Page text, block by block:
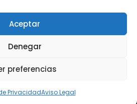
Aceptar
Denegar
preferencias
PrivacidadAviso Legal
de Privacidad
de cookies
de Calidad
DONA. Higiene Profesional |